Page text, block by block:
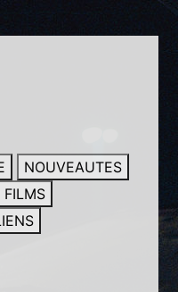
NOUVEAUTES
FILMS